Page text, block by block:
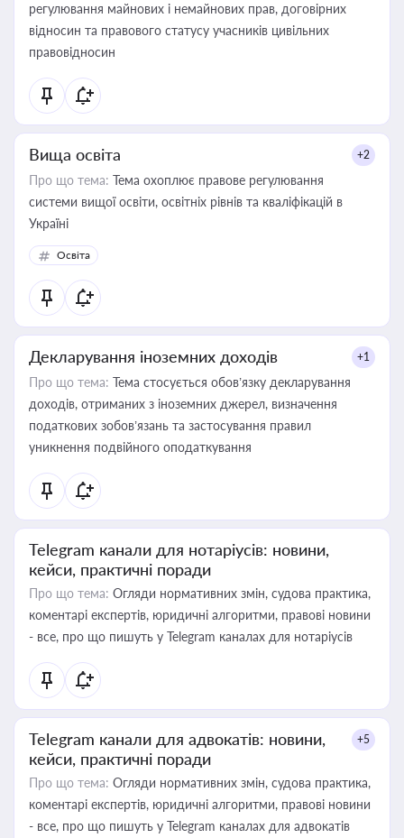
регулювання майнових і немайнових прав, договірних
відносин та правового статусу учасників цивільних
правовідносин
Вища освіта +2
Про що тема: Тема охоплює правове регулювання
системи вищої освіти, освітніх рівнів та кваліфікацій в
Україні
Освіта
Декларування іноземних доходів +1
Про що тема: Тема стосується обов’язку декларування
доходів, отриманих з іноземних джерел, визначення
податкових зобов’язань та застосування правил
уникнення подвійного оподаткування
Telegram канали для нотаріусів: новини,
кейси, практичні поради
Про що тема: Огляди нормативних змін, судова практика,
коментарі експертів, юридичні алгоритми, правові новини
- все, про що пишуть у Telegram каналах для нотаріусів
Telegram канали для адвокатів: новини,
кейси, практичні поради
+5
Про що тема: Огляди нормативних змін, судова практика,
коментарі експертів, юридичні алгоритми, правові новини
- все, про що пишуть у Telegram каналах для адвокатів